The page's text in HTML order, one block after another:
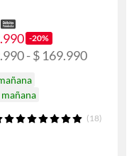
-20%
- $ 169.990
(18)